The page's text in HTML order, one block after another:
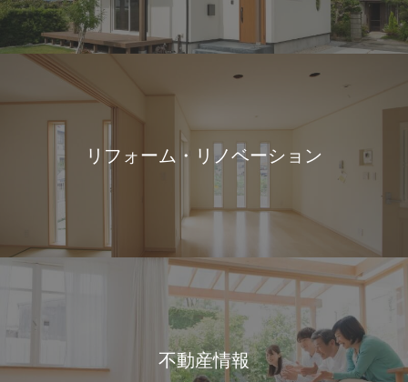
リフォーム・リノベーション
不動産情報